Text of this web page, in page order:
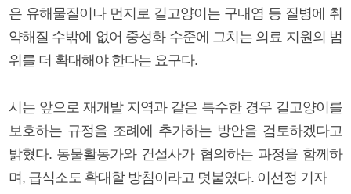
은 유해물질이나 먼지로 길고양이는 구내염 등 질병에 취
약해질 수밖에 없어 중성화 수준에 그치는 의료 지원의 범
위를 더 확대해야 한다는 요구다.
시는 앞으로 재개발 지역과 같은 특수한 경우 길고양이를
보호하는 규정을 조례에 추가하는 방안을 검토하겠다고
밝혔다. 동물활동가와 건설사가 협의하는 과정을 함께하
며, 급식소도 확대할 방침이라고 덧붙였다. 이선정 기자